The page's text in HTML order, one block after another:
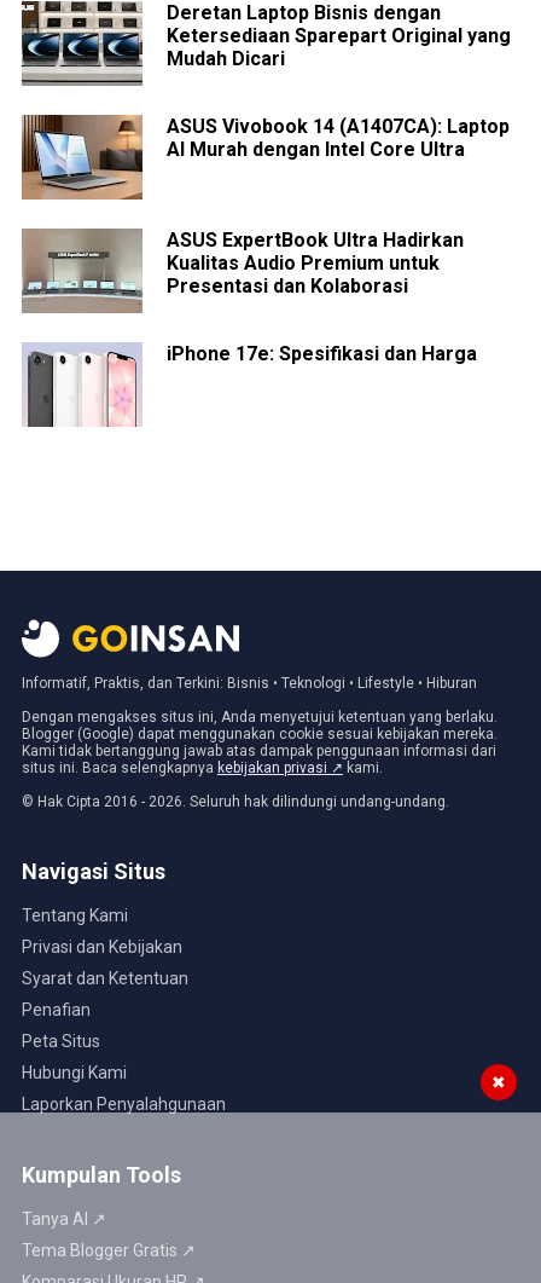
Deretan Laptop Bisnis dengan
Ketersediaan Sparepart Original yang
Mudah Dicari
ASUS Vivobook 14 (A1407CA): Laptop
AI Murah dengan Intel Core Ultra
ASUS ExpertBook Ultra Hadirkan
Kualitas Audio Premium untuk
Presentasi dan Kolaborasi
iPhone 17e: Spesifikasi dan Harga
Informatif, Praktis, dan Terkini: Bisnis • Teknologi • Lifestyle • Hiburan
Dengan mengakses situs ini, Anda menyetujui ketentuan yang berlaku.
Blogger (Google) dapat menggunakan cookie sesuai kebijakan mereka.
Kami tidak bertanggung jawab atas dampak penggunaan informasi dari
situs ini. Baca selengkapnya kebijakan privasi ↗ kami.
© Hak Cipta 2016 - 2026. Seluruh hak dilindungi undang-undang.
Navigasi Situs
Tentang Kami
Privasi dan Kebijakan
Syarat dan Ketentuan
Penafian
Peta Situs
Hubungi Kami
Laporkan Penyalahgunaan
Kumpulan Tools
Tanya AI ↗
Tema Blogger Gratis ↗
✖